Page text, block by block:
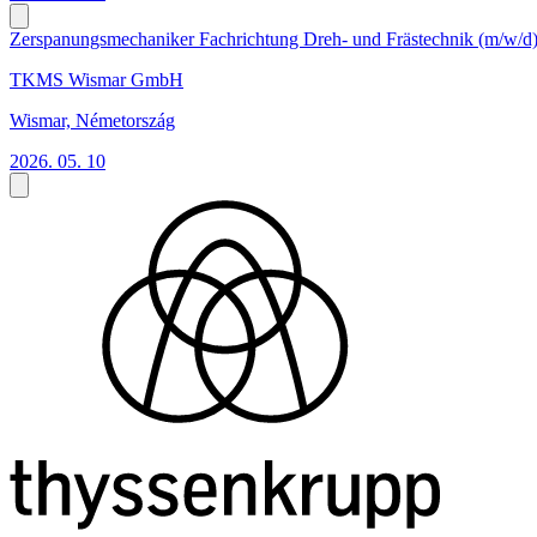
Zerspanungsmechaniker Fachrichtung Dreh- und Frästechnik (m/w/d)
TKMS Wismar GmbH
Wismar, Németország
2026. 05. 10